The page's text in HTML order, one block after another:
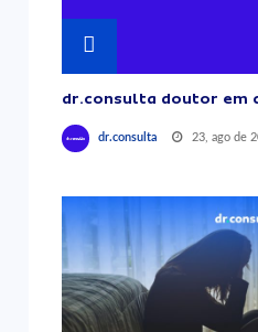
dr.consulta doutor em
dr.consulta 23, ago de